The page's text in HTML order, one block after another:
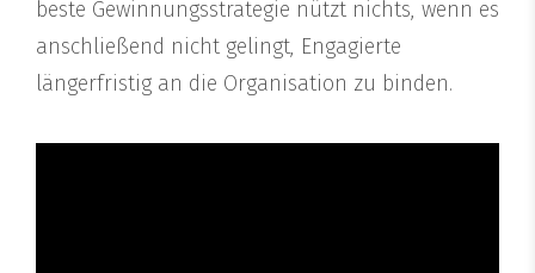
beste Gewinnungsstrategie nützt nichts, wenn es
anschließend nicht gelingt, Engagierte
längerfristig an die Organisation zu binden.